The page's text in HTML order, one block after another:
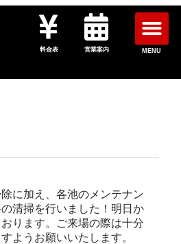
料金表 営業案内 MENU
に加え、各池のメンテナン
清掃を行いました！明日か
ります。ご来場の際は十分
ようお願いいたします。